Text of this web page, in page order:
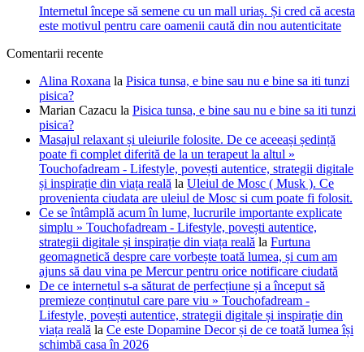
Internetul începe să semene cu un mall uriaș. Și cred că acesta
este motivul pentru care oamenii caută din nou autenticitate
Comentarii recente
Alina Roxana la Pisica tunsa, e bine sau nu e bine sa iti tunzi
pisica?
Marian Cazacu la Pisica tunsa, e bine sau nu e bine sa iti tunzi
pisica?
Masajul relaxant și uleiurile folosite. De ce aceeași ședință
poate fi complet diferită de la un terapeut la altul »
Touchofadream - Lifestyle, povești autentice, strategii digitale
și inspirație din viața reală la Uleiul de Mosc ( Musk ). Ce
provenienta ciudata are uleiul de Mosc si cum poate fi folosit.
Ce se întâmplă acum în lume, lucrurile importante explicate
simplu » Touchofadream - Lifestyle, povești autentice,
strategii digitale și inspirație din viața reală la Furtuna
geomagnetică despre care vorbește toată lumea, și cum am
ajuns să dau vina pe Mercur pentru orice notificare ciudată
De ce internetul s-a săturat de perfecțiune și a început să
premieze conținutul care pare viu » Touchofadream -
Lifestyle, povești autentice, strategii digitale și inspirație din
viața reală la Ce este Dopamine Decor și de ce toată lumea își
schimbă casa în 2026